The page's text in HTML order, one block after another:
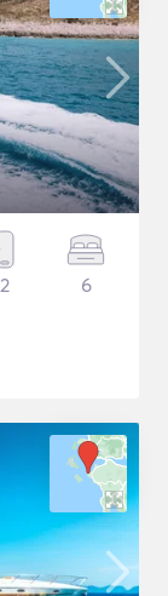
2 6